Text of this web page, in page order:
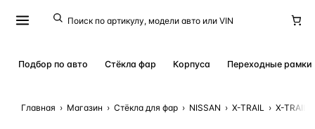
Подбор по авто Стёкла фар Корпуса Переходные рамки
Главная › Магазин › Стёкла для фар › NISSAN › X-TRAIL › X-TRAIL